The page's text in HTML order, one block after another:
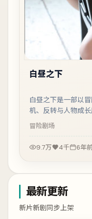
白昼之下
白昼之下是一部以
机、反转与人物成
观看。
冒险剧场
9.7万 4千 6年
最新更新
新片新剧同步上架